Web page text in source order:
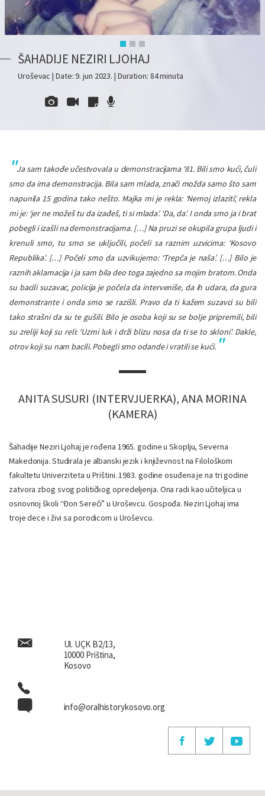
ŠAHADIJE NEZIRI LJOHAJ
Uroševac | Date: 9. jun 2023. | Duration: 84 minuta
Ja sam takođe učestvovala u demonstracijama ‘81. Bili smo kući, čuli
smo da ima demonstracija. Bila sam mlada, znači možda samo što sam
napunila 15 godina tako nešto. Majka mi je rekla: ‘Nemoj izlaziti’, rekla
mi je: ‘jer ne možeš tu da izađeš, ti si mlada’. ‘Da, da’. I onda smo ja i brat
pobegli i izašli na demonstracijama. […] Na pruzi se okupila grupa ljudi i
krenuli smo, tu smo se uključili, počeli sa raznim uzvicima: ‘Kosovo
Republika’. […] Počeli smo da uzvikujemo: ‘Trepča je naša’. […] Bilo je
raznih aklamacija i ja sam bila deo toga zajedno sa mojim bratom. Onda
su bacili suzavac, policija je počela da interveniše, da ih udara, da gura
demonstrante i onda smo se razišli. Pravo da ti kažem suzavci su bili
tako strašni da su te gušili. Bilo je osoba koji su se bolje pripremili, bili
su zreliji koji su reli: ‘Uzmi luk i drži blizu nosa da ti se to skloni’. Dakle,
otrov koji su nam bacili. Pobegli smo odande i vratili se kući.
ANITA SUSURI (INTERVJUERKA), ANA MORINA
(KAMERA)
Šahadije Neziri Ljohaj je rođena 1965. godine u Skoplju, Severna
Makedonija. Studirala je albanski jezik i književnost na Filološkom
fakultetu Univerziteta u Prištini. 1983. godine osuđena je na tri godine
zatvora zbog svog političkog opredeljenja. Ona radi kao učiteljica u
osnovnoj školi “Đon Sereči” u Uroševcu. Gospođa. Neziri Ljohaj ima
troje dece i živi sa porodicom u Uroševcu.
Ul. UÇK B2/13,
10000 Priština,
Kosovo
info@oralhistorykosovo.org